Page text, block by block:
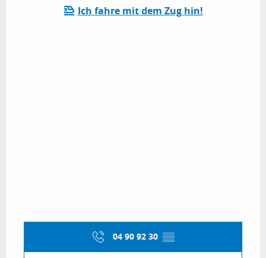
Ich fahre mit dem Zug hin!
04 90 92 30 ▒▒